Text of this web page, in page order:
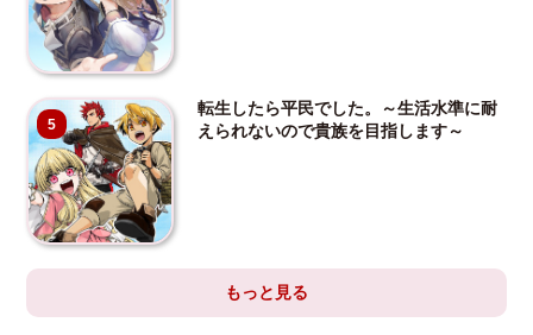
5
転生したら平民でした。～生活水準に耐
えられないので貴族を目指します～
もっと見る